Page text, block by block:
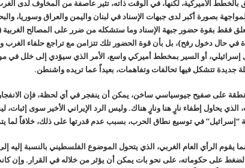
بالخطط الأميركية، لكنها، في الوقت ذاته، تثير عاصفة من المخاوف لدى
بصورة أكبر لدى جبهات الإسناد في لبنان واليمن والعراق وسوريا،
فقط بقوة حضور جبهة الإسناد وما ستشكله من ضرر على المصالح الغربية
في حال دخول رفح)، بل بأن قوة الحضور تلك تتزامن مع تراجع حلفاء الغرب
أو السير بمخطط أميركي واسع، الأمر الذي سيؤدي إلى خلل في
تتشكل فيها تحالفات وتفاهمات، بعيداً عما تريده واشنطن.
على صفيح جيوسياسي ساخن، يمكن أن ينفجر في أي لحظة، فإن
الذي يحاول إطفاء نارٍ هنا ونارٍ هناك. وليس الرد الإيراني الأخير سوى
“إسرائيل” في توسيع نطاق الحرب، بسبب عدم قدرتها على ذلك، خلافاً لما
يقوم الرأي العام الغربي، الذي يتحول الموضوع الفلسطيني بالنسبة إليه
بالضغط على حكوماته، على نحو بات يمكن أن يؤثر من خلاله في القرار. وإن